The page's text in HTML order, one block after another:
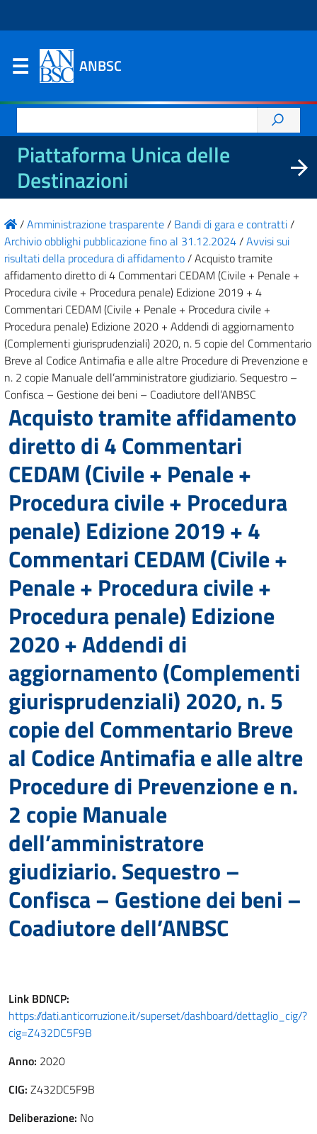
ANBSC
per:
Piattaforma Unica delle
Destinazioni
/Amministrazione trasparente/ Bandi di gara e contratti/
Archivio obblighi pubblicazione fino al 31.12.2024/Avvisi sui
risultati della procedura di affidamento/Acquisto tramite
affidamento diretto di 4 Commentari CEDAM (Civile + Penale +
Procedura civile + Procedura penale) Edizione 2019 + 4
Commentari CEDAM (Civile + Penale + Procedura civile +
Procedura penale) Edizione 2020 + Addendi di aggiornamento
(Complementi giurisprudenziali) 2020, n. 5 copie del Commentario
Breve al Codice Antimafia e alle altre Procedure di Prevenzione e
n. 2 copie Manuale dell’amministratore giudiziario. Sequestro –
Confisca – Gestione dei beni – Coadiutore dell’ANBSC
Acquisto tramite affidamento
diretto di 4 Commentari
CEDAM (Civile + Penale +
Procedura civile + Procedura
penale) Edizione 2019 + 4
Commentari CEDAM (Civile +
Penale + Procedura civile +
Procedura penale) Edizione
2020 + Addendi di
aggiornamento (Complementi
giurisprudenziali) 2020, n. 5
copie del Commentario Breve
al Codice Antimafia e alle altre
Procedure di Prevenzione e n.
2 copie Manuale
dell’amministratore
giudiziario. Sequestro –
Confisca – Gestione dei beni –
Coadiutore dell’ANBSC
Link BDNCP:
https://dati.anticorruzione.it/superset/dashboard/dettaglio_cig/?
cig=Z432DC5F9B
Anno: 2020
CIG: Z432DC5F9B
Deliberazione: No